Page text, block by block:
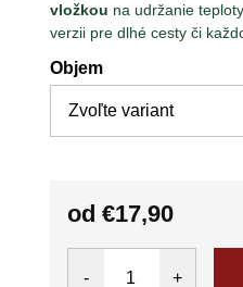
vložkou na udržanie
verzii pre dlhé cesty či
Objem
od €17,90